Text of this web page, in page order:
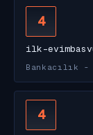
4
ilk-
Bankacılık -
4